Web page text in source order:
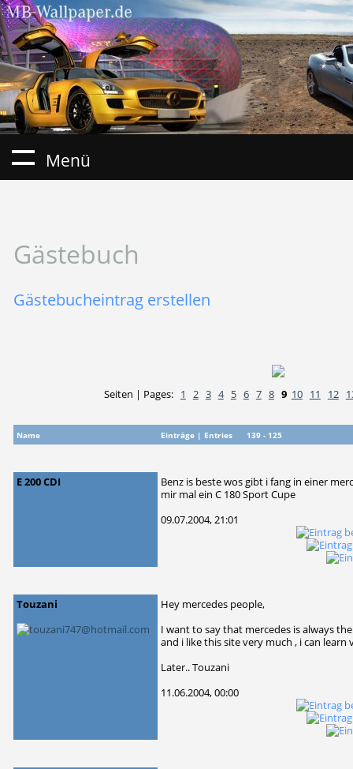
Menü
Gästebuch
Gästebucheintrag erstellen
Seiten | Pages: 1 2 3 4 5 6 7 8 9 10 11 12
Name Einträge | Entries 139 - 125
E 200 CDI
Benz is beste wos gibt i fang in einer
mir mal ein C 180 Sport Cupe
09.07.2004, 21:01
Touzani
Hey mercedes people,
I want to say that mercedes is always
and i like this site very much , i can learn
Later.. Touzani
11.06.2004, 00:00